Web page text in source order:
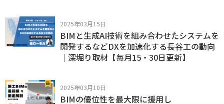
2025年03月15日
BIMと生成AI技術を組み合わせたシステムを
開発するなどDXを加速化する長谷工の動向
｜深堀り取材【毎月15・30日更新】
2025年03月10日
BIMの優位性を最大限に援用し